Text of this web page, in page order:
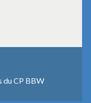
du CP BBW